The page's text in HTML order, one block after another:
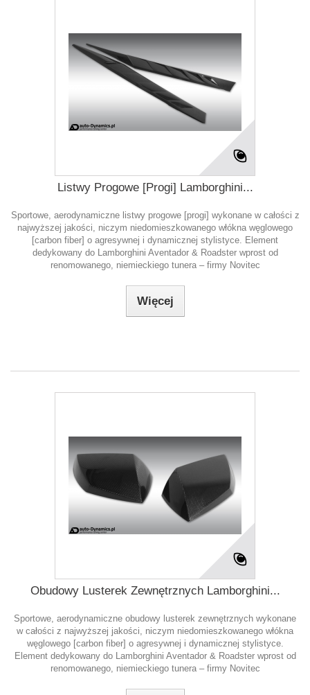
Listwy Progowe [Progi] Lamborghini...
Sportowe, aerodynamiczne listwy progowe [progi] wykonane w całości z
najwyższej jakości, niczym niedomieszkowanego włókna węglowego
[carbon fiber] o agresywnej i dynamicznej stylistyce. Element
dedykowany do Lamborghini Aventador & Roadster wprost od
renomowanego, niemieckiego tunera – firmy Novitec
Więcej
Obudowy Lusterek Zewnętrznych Lamborghini...
Sportowe, aerodynamiczne obudowy lusterek zewnętrznych wykonane
w całości z najwyższej jakości, niczym niedomieszkowanego włókna
węglowego [carbon fiber] o agresywnej i dynamicznej stylistyce.
Element dedykowany do Lamborghini Aventador & Roadster wprost od
renomowanego, niemieckiego tunera – firmy Novitec